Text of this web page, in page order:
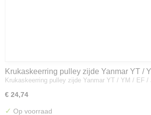
Krukaskeerring pulley zijde Yanmar YT /
Deere - 119934-01800
Krukaskeerring pulley zijde Yanmar YT / YM / EF
€ 24,74
✓ Op voorraad